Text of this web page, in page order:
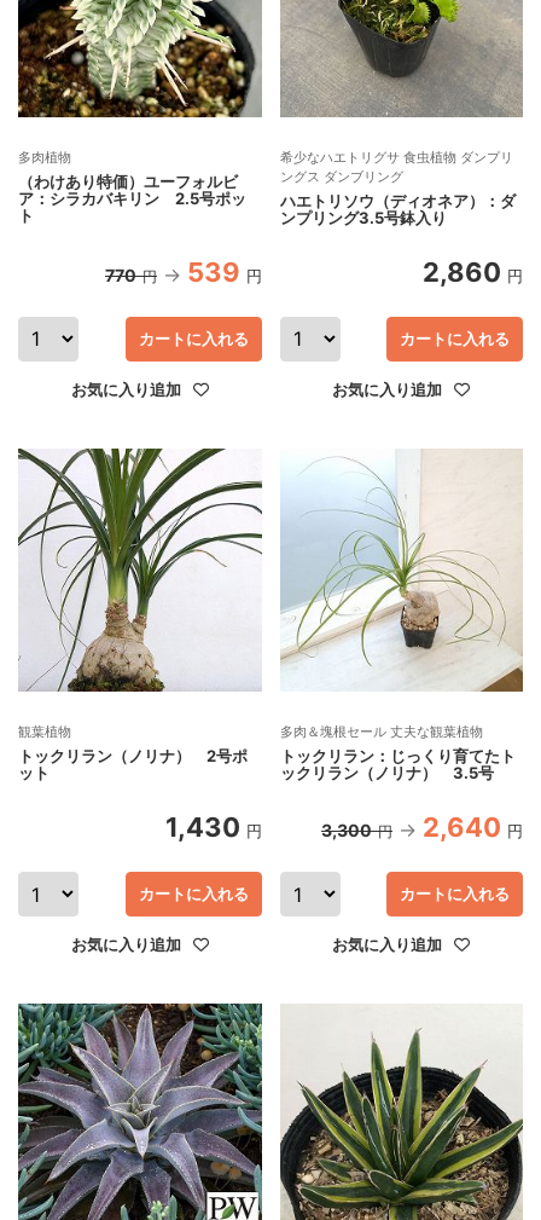
多肉植物
（わけあり特価）ユーフォルビ
ア：シラカバキリン 2.5号ポッ
ト
770 円 539 円
お気に入り追加
カートに入れる
希少なハエトリグサ 食虫植物 ダンプリ
ングス ダンブリング
ハエトリソウ（ディオネア）：ダ
ンプリング3.5号鉢入り
2,860 円
お気に入り追加
カートに入れる
観葉植物
トックリラン（ノリナ） 2号ポ
ット
1,430 円
お気に入り追加
カートに入れる
多肉＆塊根セール 丈夫な観葉植物
トックリラン：じっくり育てたト
ックリラン（ノリナ） 3.5号
3,300 円 2,640 円
お気に入り追加
カートに入れる